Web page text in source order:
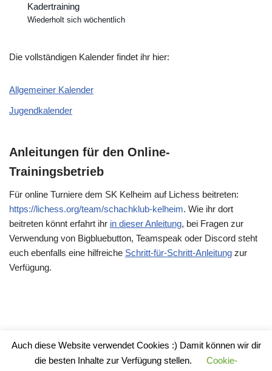
Kadertraining
Wiederholt sich wöchentlich
Die vollständigen Kalender findet ihr hier:
Allgemeiner Kalender
Jugendkalender
Anleitungen für den Online-
Trainingsbetrieb
Für online Turniere dem SK Kelheim auf Lichess beitreten:
https://lichess.org/team/schachklub-kelheim. Wie ihr dort
beitreten könnt erfahrt ihr in dieser Anleitung, bei Fragen zur
Verwendung von Bigbluebutton, Teamspeak oder Discord steht
euch ebenfalls eine hilfreiche Schritt-für-Schritt-Anleitung zur
Verfügung.
Impressum
Datenschutzerklärung
Auch diese Website verwendet Cookies :) Damit können wir dir
die besten Inhalte zur Verfügung stellen.
Cookie-